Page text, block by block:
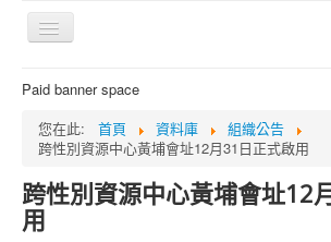
切
覽
首頁
關於我們
網上商店及付款
輔導服務
活動消息
Paid banner space
您在此:
首頁 資料庫
組織公告
跨性別資源中心黃埔會址12月31日正式啟用
跨性別資源中心黃埔會址12
用